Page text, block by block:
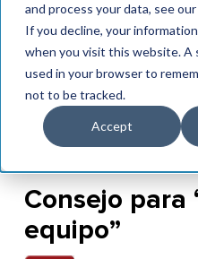
and process your data, see our
If you decline, your
when you visit this website. A
used in your browser to
not to be tracked.
Accept
Consejo para
equipo”